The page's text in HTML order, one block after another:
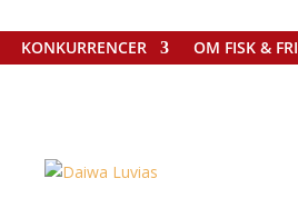
KONKURRENCER OM FISK & FRI